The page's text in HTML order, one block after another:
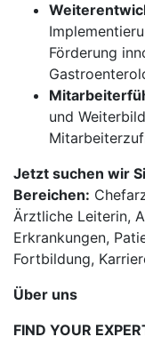
Förderung
und
Jetzt suchen wir
Bereichen:
Ärztliche Leiterin,
Erkrankungen,
Fortbildung,
Über uns
FIND YOUR